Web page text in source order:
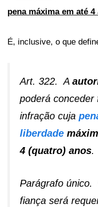
pena máxima em até 4
É, inclusive, o que
Art. 322. A
poderá conceder
infração cuja
liberdade
4 (quatro) anos.
Parágrafo único.
fiança será